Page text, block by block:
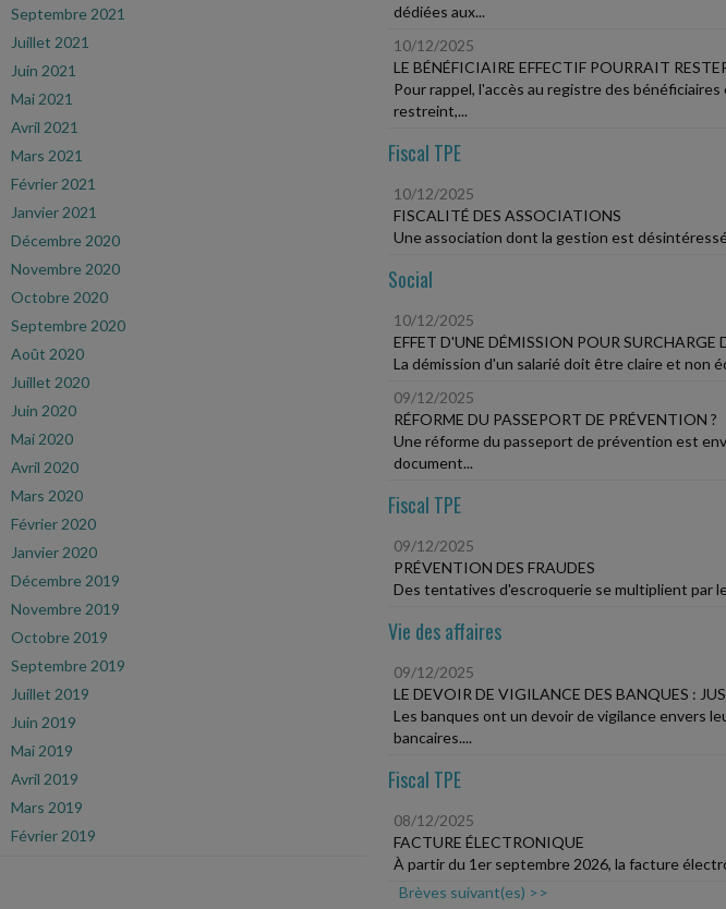
Septembre 2021
Juillet 2021
Juin 2021
Mai 2021
Avril 2021
Mars 2021
Février 2021
Janvier 2021
Décembre 2020
Novembre 2020
Octobre 2020
Septembre 2020
Août 2020
Juillet 2020
Juin 2020
Mai 2020
Avril 2020
Mars 2020
Février 2020
Janvier 2020
Décembre 2019
Novembre 2019
Octobre 2019
Septembre 2019
Juillet 2019
Juin 2019
Mai 2019
Avril 2019
Mars 2019
Février 2019
dédiées aux...
10/12/2025
LE BÉNÉFICIAIRE EFFECTIF POURRAIT
Pour rappel, l'accès au registre des
restreint,...
Fiscal TPE
10/12/2025
FISCALITÉ DES ASSOCIATIONS
Une association dont la gestion est
Social
10/12/2025
EFFET D'UNE DÉMISSION POUR SURCHARGE
La démission d'un salarié doit être claire et non
09/12/2025
RÉFORME DU PASSEPORT DE PRÉVENTION ?
Une réforme du passeport de prévention est
document...
Fiscal TPE
09/12/2025
PRÉVENTION DES FRAUDES
Des tentatives d'escroquerie se multiplient par
Vie des affaires
09/12/2025
LE DEVOIR DE VIGILANCE DES BANQUES :
Les banques ont un devoir de vigilance envers
bancaires....
Fiscal TPE
08/12/2025
FACTURE ÉLECTRONIQUE
À partir du 1er septembre 2026, la facture
Brèves suivant(es) >>